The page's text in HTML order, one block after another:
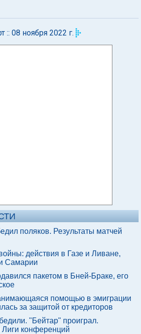
:: 08 ноября 2022 г.
поляков. Результаты матчей
действия в Газе и Ливане,
Самарии
пакетом в Бней-Браке, его
помощью в эмиграции
за защитой от кредиторов
"Бейтар" проиграл.
Лиги конференций